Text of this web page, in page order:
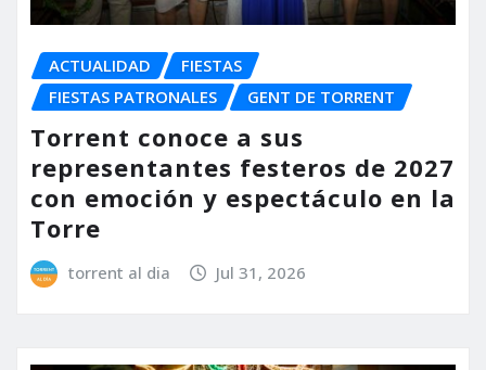
ACTUALIDAD
FIESTAS
FIESTAS PATRONALES
GENT DE TORRENT
Torrent conoce a sus
representantes festeros de 2027
con emoción y espectáculo en la
Torre
torrent al dia Jul 31, 2026